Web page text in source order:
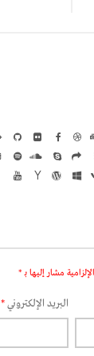
مشار إليها بـ *
البريد الإلكتروني*